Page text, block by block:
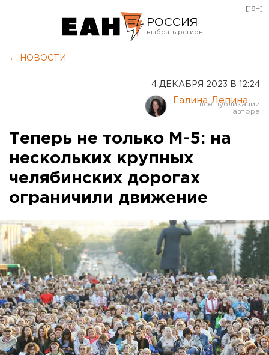
РОССИЯ
Курган
Оренбург
[18+]
← НОВОСТИ
4 ДЕКАБРЯ 2023 В 12:24
Галина Лепина
Теперь не только М-5: на
нескольких крупных
челябинских дорогах
ограничили движение